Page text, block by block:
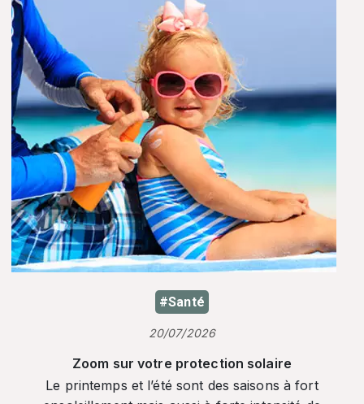
#Santé
20/07/2026
Zoom sur votre protection solaire
Le printemps et l’été sont des saisons à fort